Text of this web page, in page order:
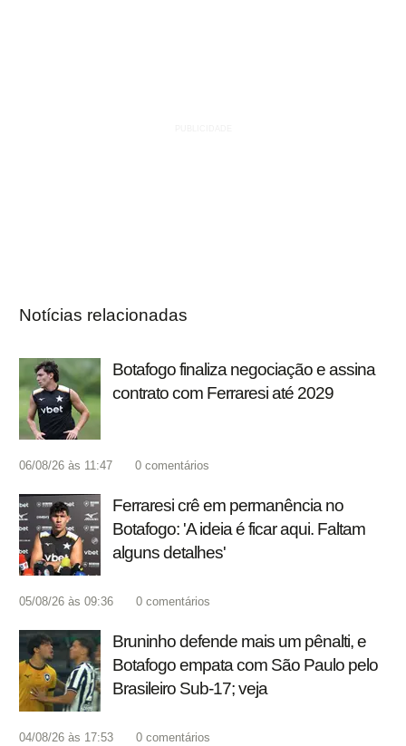
Notícias relacionadas
Botafogo finaliza negociação e assina
contrato com Ferraresi até 2029
06/08/26 às 11:47 0 comentários
Ferraresi crê em permanência no
Botafogo: 'A ideia é ficar aqui. Faltam
alguns detalhes'
05/08/26 às 09:36 0 comentários
Bruninho defende mais um pênalti, e
Botafogo empata com São Paulo pelo
Brasileiro Sub-17; veja
04/08/26 às 17:53 0 comentários